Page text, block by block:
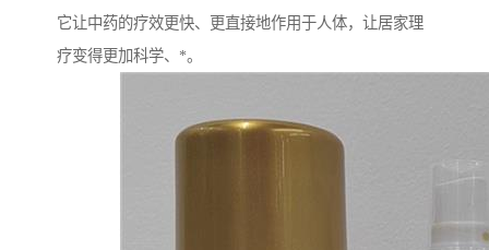
它让中药的疗效更快、更直接地作用于人体，让居家理
疗变得更加科学、*。